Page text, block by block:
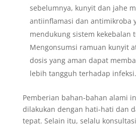
sebelumnya, kunyit dan jahe
antiinflamasi dan antimikroba
mendukung sistem kekebalan
Mengonsumsi ramuan kunyit
dosis yang aman dapat
lebih tangguh terhadap infeksi.
Pemberian bahan-bahan alami
dilakukan dengan hati-hati dan
tepat. Selain itu, selalu